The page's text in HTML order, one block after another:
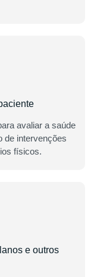
avaliar a saúde
de intervenções
físicos.
e outros